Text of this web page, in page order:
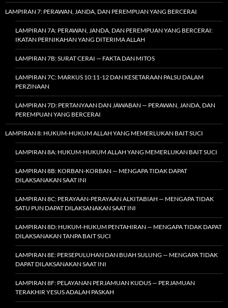
LAMPIRAN 7: PERAWAN, JANDA, DAN PEREMPUAN YANG BERCERAI
LAMPIRAN 7A: PERAWAN, JANDA, DAN PEREMPUAN YANG BERCERAI:
IKATAN PERNIKAHAN YANG DITERIMA ALLAH
LAMPIRAN 7B: SURAT CERAI — FAKTA DAN MITOS
LAMPIRAN 7C: MARKUS 10:11-12 DAN KESETARAAN PALSU DALAM
PERZINAAN
LAMPIRAN 7D: PERTANYAAN DAN JAWABAN — PERAWAN, JANDA, DAN
PEREMPUAN YANG BERCERAI
LAMPIRAN 8: HUKUM-HUKUM ALLAH YANG MEMERLUKAN BAIT SUCI
LAMPIRAN 8A: HUKUM-HUKUM ALLAH YANG MEMERLUKAN BAIT SUCI
LAMPIRAN 8B: KORBAN-KORBAN — MENGAPA TIDAK DAPAT
DILAKSANAKAN SAAT INI
LAMPIRAN 8C: PERAYAAN-PERAYAAN ALKITABIAH — MENGAPA TIDAK
SATU PUN DAPAT DILAKSANAKAN SAAT INI
LAMPIRAN 8D: HUKUM-HUKUM PENTAHIRAN — MENGAPA TIDAK DAPAT
DILAKSANAKAN TANPA BAIT SUCI
LAMPIRAN 8E: PERSEPULUHAN DAN BUAH SULUNG — MENGAPA TIDAK
DAPAT DILAKSANAKAN SAAT INI
LAMPIRAN 8F: PELAYANAN PERJAMUAN KUDUS — PERJAMUAN
TERAKHIR YESUS ADALAH PASKAH